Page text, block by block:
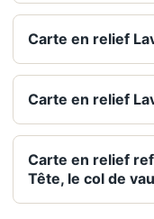
Carte en relief
Carte en relief
Carte en relief
Tête, le col de